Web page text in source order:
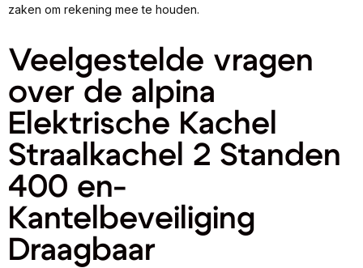
zaken om rekening mee te houden.
Veelgestelde vragen
over de alpina
Elektrische Kachel
Straalkachel 2 Standen
400 en-
Kantelbeveiliging
Draagbaar